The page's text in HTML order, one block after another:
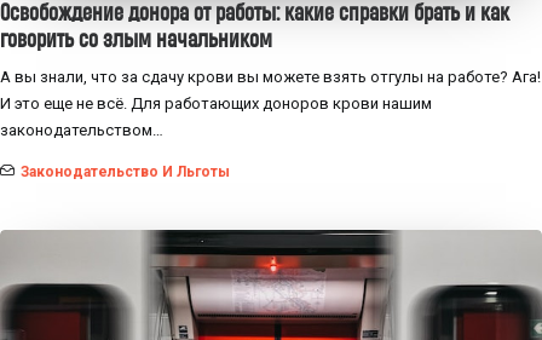
Освобождение донора от работы: какие справки брать и как
говорить со злым начальником
А вы знали, что за сдачу крови вы можете взять отгулы на работе? Ага!
И это еще не всё. Для работающих доноров крови нашим
законодательством…
Законодательство И Льготы